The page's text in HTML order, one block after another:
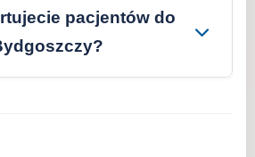
pacjentów do